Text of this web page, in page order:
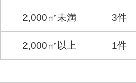
任者講習更新
Rebro tfas4台導入済
2,000㎡未満 3件
2,000㎡以上 1件